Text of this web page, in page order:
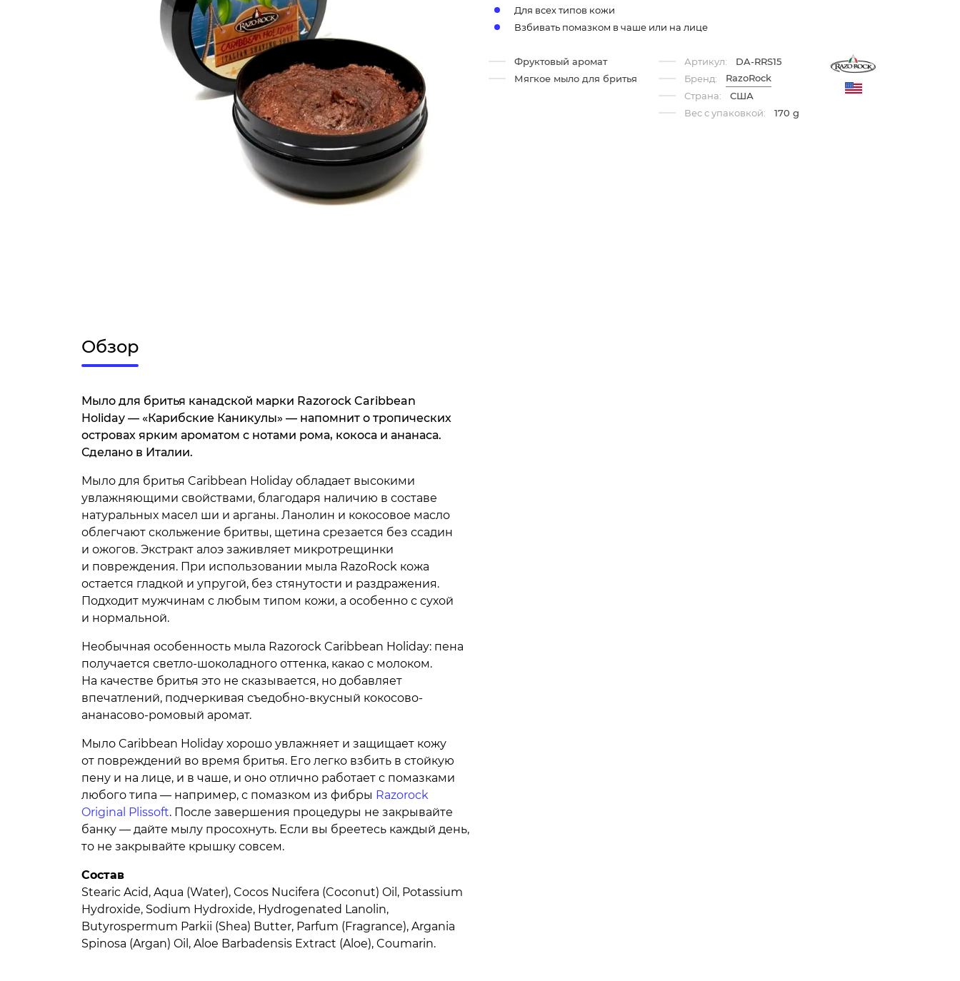
Для всех типов кожи
Взбивать помазком в чаше или на лице
Фруктовый аромат
Мягкое мыло для бритья
Артикул:
DA-RRS15
Бренд:
RazoRock
Страна:
США
Вес с упаковкой:
170 g
Обзор
Мыло для бритья канадской марки Razorock Caribbean
Holiday — «Карибские Каникулы» — напомнит о тропических
островах ярким ароматом с нотами рома, кокоса и ананаса.
Сделано в Италии.
Мыло для бритья Caribbean Holiday обладает высокими
увлажняющими свойствами, благодаря наличию в составе
натуральных масел ши и арганы. Ланолин и кокосовое масло
облегчают скольжение бритвы, щетина срезается без ссадин
и ожогов. Экстракт алоэ заживляет микротрещинки
и повреждения. При использовании мыла RazoRock кожа
остается гладкой и упругой, без стянутости и раздражения.
Подходит мужчинам с любым типом кожи, а особенно с сухой
и нормальной.
Необычная особенность мыла Razorock Caribbean Holiday: пена
получается светло-шоколадного оттенка, какао с молоком.
На качестве бритья это не сказывается, но добавляет
впечатлений, подчеркивая съедобно-вкусный кокосово-
ананасово-ромовый аромат.
Мыло Caribbean Holiday хорошо увлажняет и защищает кожу
от повреждений во время бритья. Его легко взбить в стойкую
пену и на лице, и в чаше, и оно отлично работает с помазками
любого типа — например, с помазком из фибры Razorock
Original Plissoft. После завершения процедуры не закрывайте
банку — дайте мылу просохнуть. Если вы бреетесь каждый день,
то не закрывайте крышку совсем.
Состав
Stearic Acid, Aqua (Water), Cocos Nucifera (Coconut) Oil, Potassium
Hydroxide, Sodium Hydroxide, Hydrogenated Lanolin,
Butyrospermum Parkii (Shea) Butter, Parfum (Fragrance), Argania
Spinosa (Argan) Oil, Aloe Barbadensis Extract (Aloe), Coumarin.